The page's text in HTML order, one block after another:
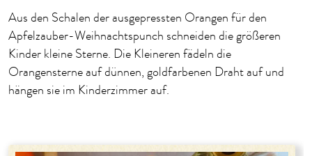
Aus den Schalen der ausgepressten Orangen für den
Apfelzauber-Weihnachtspunch schneiden die größeren
Kinder kleine Sterne. Die Kleineren fädeln die
Orangensterne auf dünnen, goldfarbenen Draht auf und
hängen sie im Kinderzimmer auf.